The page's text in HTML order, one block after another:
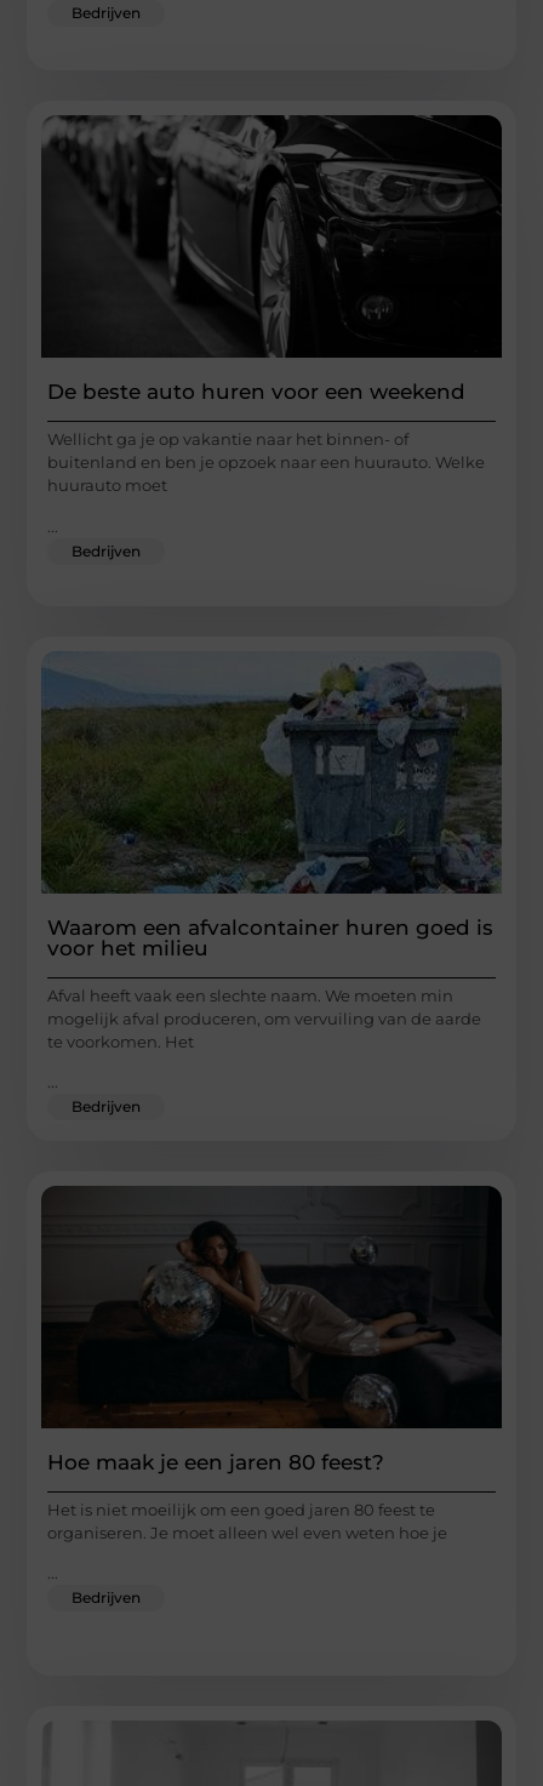
Bedrijven
De beste auto huren voor een weekend
Wellicht ga je op vakantie naar het binnen- of
buitenland en ben je opzoek naar een huurauto. Welke
huurauto moet
Bedrijven
Waarom een afvalcontainer huren goed is
voor het milieu
Afval heeft vaak een slechte naam. We moeten min
mogelijk afval produceren, om vervuiling van de aarde
te voorkomen. Het
Bedrijven
Hoe maak je een jaren 80 feest?
Het is niet moeilijk om een goed jaren 80 feest te
organiseren. Je moet alleen wel even weten hoe je
...
Bedrijven